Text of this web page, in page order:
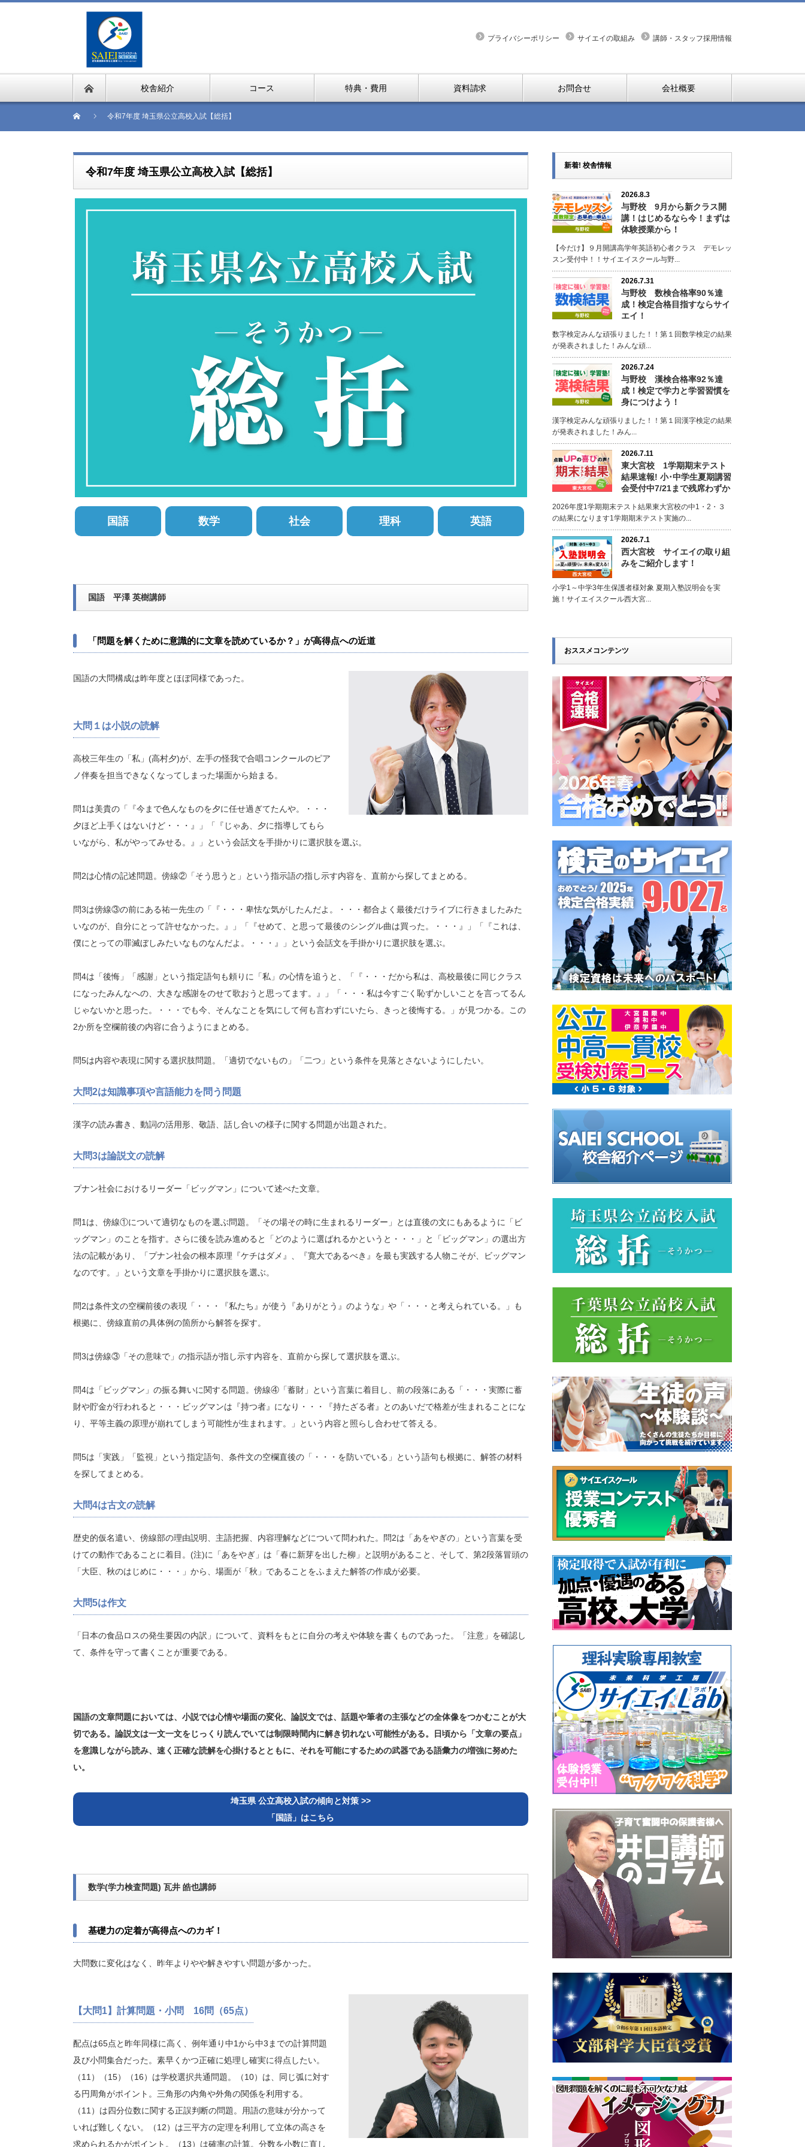
プライバシーポリシー サイエイの取組み 講師・スタッフ採用情報
校舎紹介 コース 特典・費用 資料請求 お問合せ 会社概要
令和7年度 埼玉県公立高校入試【総括】
令和7年度 埼玉県公立高校入試【総括】
国語 数学 社会 理科 英語
国語 平澤 英樹講師
「問題を解くために意識的に文章を読めているか？」が高得点への近道
国語の大問構成は昨年度とほぼ同様であった。
大問１は小説の読解
高校三年生の「私」(高村夕)が、左手の怪我で合唱コンクールのピア
ノ伴奏を担当できなくなってしまった場面から始まる。
問1は美貴の「『今まで色んなものを夕に任せ過ぎてたんや。・・・
夕ほど上手くはないけど・・・』」「『じゃあ、夕に指導してもら
いながら、私がやってみせる。』」という会話文を手掛かりに選択肢を選ぶ。
問2は心情の記述問題。傍線②「そう思うと」という指示語の指し示す内容を、直前から探してまとめる。
問3は傍線③の前にある祐一先生の「『・・・卑怯な気がしたんだよ。・・・都合よく最後だけライブに行きましたみた
いなのが、自分にとって許せなかった。』」「『せめて、と思って最後のシングル曲は買った。・・・』」「『これは、
僕にとっての罪滅ぼしみたいなものなんだよ。・・・』」という会話文を手掛かりに選択肢を選ぶ。
問4は「後悔」「感謝」という指定語句も頼りに「私」の心情を追うと、「『・・・だから私は、高校最後に同じクラス
になったみんなへの、大きな感謝をのせて歌おうと思ってます。』」「・・・私は今すごく恥ずかしいことを言ってるん
じゃないかと思った。・・・でも今、そんなことを気にして何も言わずにいたら、きっと後悔する。」が見つかる。この
2か所を空欄前後の内容に合うようにまとめる。
問5は内容や表現に関する選択肢問題。「適切でないもの」「二つ」という条件を見落とさないようにしたい。
大問2は知識事項や言語能力を問う問題
漢字の読み書き、動詞の活用形、敬語、話し合いの様子に関する問題が出題された。
大問3は論説文の読解
プナン社会におけるリーダー「ビッグマン」について述べた文章。
問1は、傍線①について適切なものを選ぶ問題。「その場その時に生まれるリーダー」とは直後の文にもあるように「ビ
ッグマン」のことを指す。さらに後を読み進めると「どのように選ばれるかというと・・・」と「ビッグマン」の選出方
法の記載があり、「プナン社会の根本原理『ケチはダメ』、『寛大であるべき』を最も実践する人物こそが、ビッグマン
なのです。」という文章を手掛かりに選択肢を選ぶ。
問2は条件文の空欄前後の表現「・・・『私たち』が使う『ありがとう』のような」や「・・・と考えられている。」も
根拠に、傍線直前の具体例の箇所から解答を探す。
問3は傍線③「その意味で」の指示語が指し示す内容を、直前から探して選択肢を選ぶ。
問4は「ビッグマン」の振る舞いに関する問題。傍線④「蓄財」という言葉に着目し、前の段落にある「・・・実際に蓄
財や貯金が行われると・・・ビッグマンは『持つ者』になり・・・『持たざる者』とのあいだで格差が生まれることにな
り、平等主義の原理が崩れてしまう可能性が生まれます。」という内容と照らし合わせて答える。
問5は「実践」「監視」という指定語句、条件文の空欄直後の「・・・を防いでいる」という語句も根拠に、解答の材料
を探してまとめる。
大問4は古文の読解
歴史的仮名遣い、傍線部の理由説明、主語把握、内容理解などについて問われた。問2は「あをやぎの」という言葉を受
けての動作であることに着目。(注)に「あをやぎ」は「春に新芽を出した柳」と説明があること、そして、第2段落冒頭の
「大臣、秋のはじめに・・・」から、場面が「秋」であることをふまえた解答の作成が必要。
大問5は作文
「日本の食品ロスの発生要因の内訳」について、資料をもとに自分の考えや体験を書くものであった。「注意」を確認し
て、条件を守って書くことが重要である。
国語の文章問題においては、小説では心情や場面の変化、論説文では、話題や筆者の主張などの全体像をつかむことが大
切である。論説文は一文一文をじっくり読んでいては制限時間内に解き切れない可能性がある。日頃から「文章の要点」
を意識しながら読み、速く正確な読解を心掛けるとともに、それを可能にするための武器である語彙力の増強に努めた
い。
埼玉県 公立高校入試の傾向と対策 >>
「国語」はこちら
数学(学力検査問題) 瓦井 皓也講師
基礎力の定着が高得点へのカギ！
大問数に変化はなく、昨年よりやや解きやすい問題が多かった。
【大問1】計算問題・小問 16問（65点）
配点は65点と昨年同様に高く、例年通り中1から中3までの計算問題
及び小問集合だった。素早くかつ正確に処理し確実に得点したい。
（11）（15）（16）は学校選択共通問題。（10）は、同じ弧に対す
る円周角がポイント。三角形の内角や外角の関係を利用する。
（11）は四分位数に関する正誤判断の問題。用語の意味が分かって
いれば難しくない。（12）は三平方の定理を利用して立体の高さを
求められるかがポイント。（13）は確率の計算。分数を小数に直し
新着! 校舎情報
2026.8.3
与野校 9月から新クラス開
講！はじめるなら今！まずは
体験授業から！
【今だけ】９月開講高学年英語初心者クラス デモレッ
スン受付中！！サイエイスクール与野...
2026.7.31
与野校 数検合格率90％達
成！検定合格目指すならサイ
エイ！
数字検定みんな頑張りました！！第１回数学検定の結果
が発表されました！みんな頑...
2026.7.24
与野校 漢検合格率92％達
成！検定で学力と学習習慣を
身につけよう！
漢字検定みんな頑張りました！！第１回漢字検定の結果
が発表されました！みん...
2026.7.11
東大宮校 1学期期末テスト
結果速報! 小･中学生夏期講習
会受付中7/21まで残席わずか
2026年度1学期期末テスト結果東大宮校の中1・2・３
の結果になります1学期期末テスト実施の...
2026.7.1
西大宮校 サイエイの取り組
みをご紹介します！
小学1～中学3年生保護者様対象 夏期入塾説明会を実
施！サイエイスクール西大宮...
おススメコンテンツ